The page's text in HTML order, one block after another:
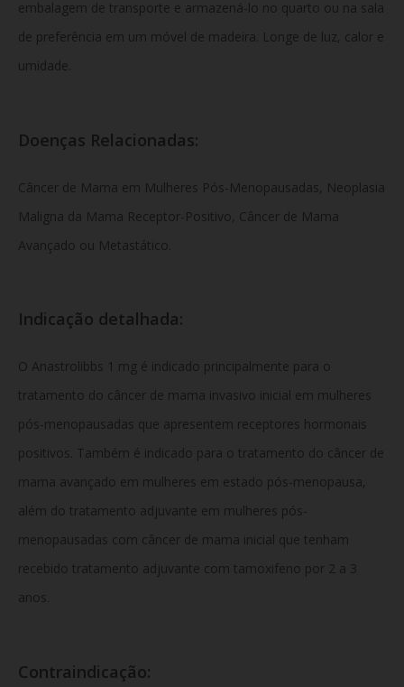
embalagem de transporte e armazená-lo no quarto ou na sala
de preferência em um móvel de madeira. Longe de luz, calor e
umidade.
Doenças Relacionadas:
Câncer de Mama em Mulheres Pós-Menopausadas, Neoplasia
Maligna da Mama Receptor-Positivo, Câncer de Mama
Avançado ou Metastático.
Indicação detalhada:
O Anastrolibbs 1 mg é indicado principalmente para o
tratamento do câncer de mama invasivo inicial em mulheres
pós-menopausadas que apresentem receptores hormonais
positivos. Também é indicado para o tratamento do câncer de
mama avançado em mulheres em estado pós-menopausa,
além do tratamento adjuvante em mulheres pós-
menopausadas com câncer de mama inicial que tenham
recebido tratamento adjuvante com tamoxifeno por 2 a 3
anos.
Contraindicação: